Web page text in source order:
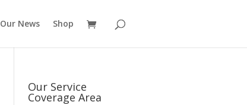
Our News Shop
Our Service
Coverage Area